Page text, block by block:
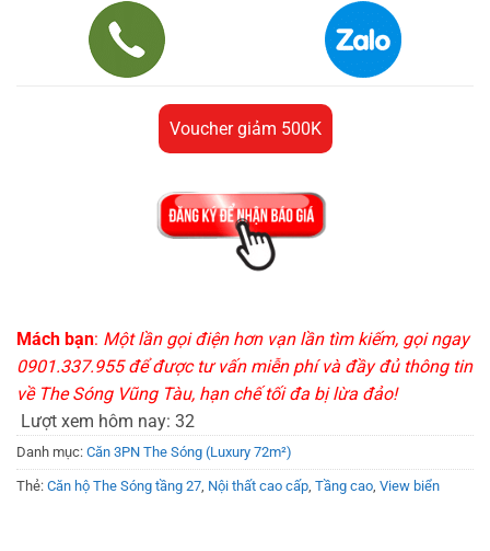
Voucher giảm 500K
Mách bạn: Một lần gọi điện hơn vạn lần tìm kiếm, gọi ngay
0901.337.955 để được tư vấn miễn phí và đầy đủ thông tin
về The Sóng Vũng Tàu, hạn chế tối đa bị lừa đảo!
Lượt xem hôm nay: 32
Danh mục: Căn 3PN The Sóng (Luxury 72m²)
Thẻ: Căn hộ The Sóng tầng 27, Nội thất cao cấp, Tầng cao, View biển